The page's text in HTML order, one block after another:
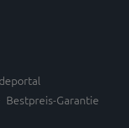
Bestpreis-Garantie